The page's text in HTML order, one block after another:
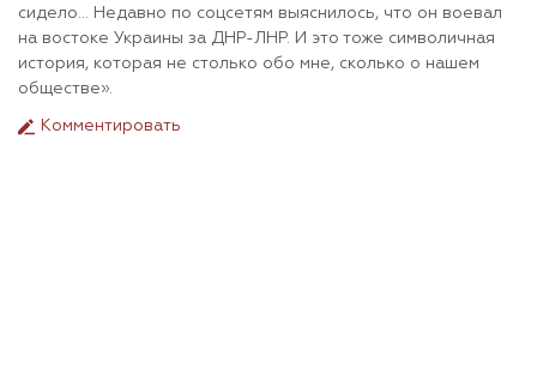
сидело... Недавно по соцсетям выяснилось, что он воевал
на востоке Украины за ДНР-ЛНР. И это тоже символичная
история, которая не столько обо мне, сколько о нашем
обществе».
Комментировать